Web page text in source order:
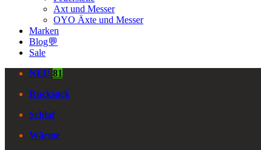
Axt und Messer
OYO Äxte und Messer
Marken
Blog💬
Sale
NEU 81
Rucksack
Schlaf
Wärme